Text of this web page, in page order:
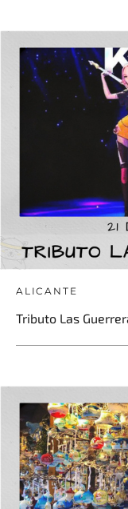
ALICANTE
Tributo Las